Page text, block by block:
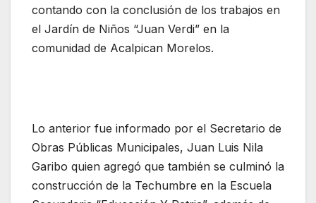
contando con la conclusión de los trabajos en
el Jardín de Niños “Juan Verdi” en la
comunidad de Acalpican Morelos.
Lo anterior fue informado por el Secretario de
Obras Públicas Municipales, Juan Luis Nila
Garibo quien agregó que también se culminó la
construcción de la Techumbre en la Escuela